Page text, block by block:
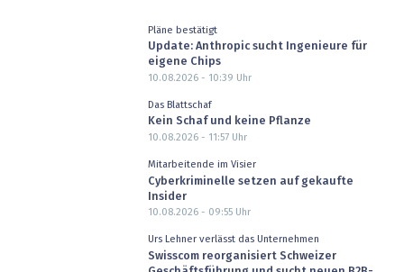
Pläne bestätigt
Update: Anthropic sucht Ingenieure für
eigene Chips
10.08.2026 - 10:39 Uhr
Das Blattschaf
Kein Schaf und keine Pflanze
10.08.2026 - 11:57Uhr
Mitarbeitende im Visier
Cyberkriminelle setzen auf gekaufte
Insider
10.08.2026 - 09:55Uhr
Urs Lehner verlässt das Unternehmen
Swisscom reorganisiert Schweizer